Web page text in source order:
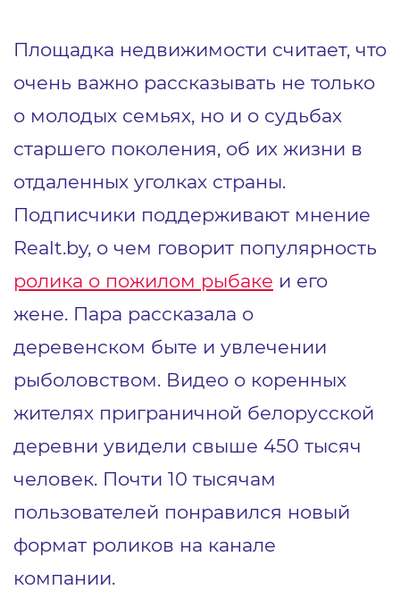
Площадка недвижимости считает, что
очень важно рассказывать не только
о молодых семьях, но и о судьбах
старшего поколения, об их жизни в
отдаленных уголках страны.
Подписчики поддерживают мнение
Realt.by, о чем говорит популярность
ролика о пожилом рыбаке и его
жене. Пара рассказала о
деревенском быте и увлечении
рыболовством. Видео о коренных
жителях приграничной белорусской
деревни увидели свыше 450 тысяч
человек. Почти 10 тысячам
пользователей понравился новый
формат роликов на канале
компании.